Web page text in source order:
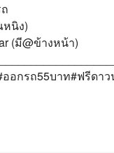
หนิง)
(มี@ข้างหน้า)
ออกรถ55บาท#ฟรีดา